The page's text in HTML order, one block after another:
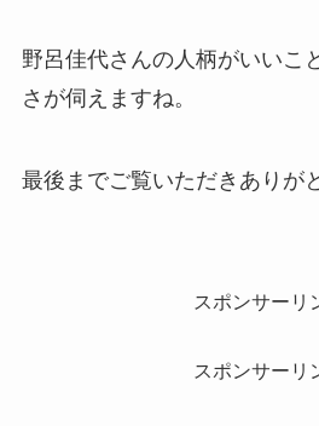
野呂佳代さんの人柄がいいこ
さが伺えますね。
最後までご覧いただきありが
スポンサーリ
スポンサーリ